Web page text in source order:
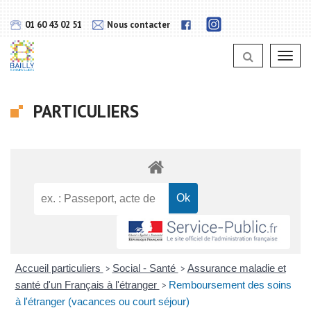
01 60 43 02 51 Nous contacter
Lien
notra
Instagram
PARTICULIERS
Accueil particuliers > Social - Santé > Assurance maladie et
santé d'un Français à l'étranger > Remboursement des soins
à l'étranger (vacances ou court séjour)